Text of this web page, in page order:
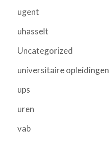
ugent
uhasselt
Uncategorized
universitaire opleidingen
ups
uren
vab